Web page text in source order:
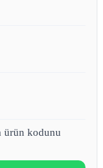
ürün kodunu